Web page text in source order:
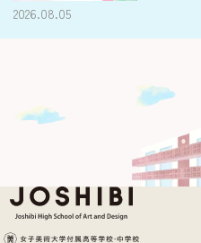
2026.08.05